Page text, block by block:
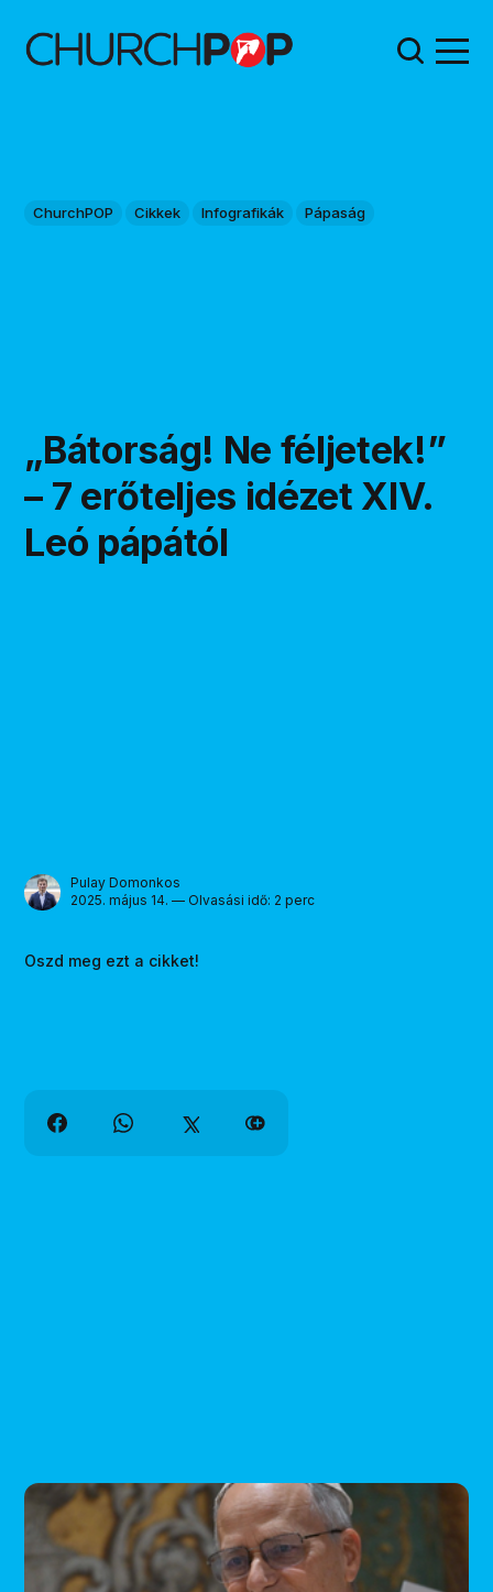
ChurchPOP Cikkek Infografikák Pápaság
„Bátorság! Ne féljetek!”
– 7 erőteljes idézet XIV.
Leó pápától
Pulay Domonkos
2025. május 14. — Olvasási idő: 2 perc
Oszd meg ezt a cikket!